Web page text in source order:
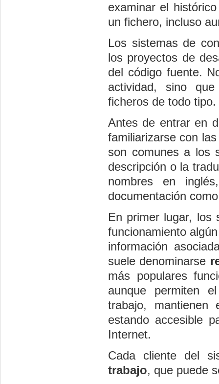
examinar el
un fichero, incluso
Los sistemas de
los proyectos de
del código fuente.
actividad, sino
ficheros de todo tipo.
Antes de entrar en
familiarizarse con
son comunes a los
descripción o la
nombres en
documentación
En primer lugar, los
funcionamiento
información
suele denominarse
más populares
aunque permiten
trabajo, mantienen
estando accesible
Internet.
Cada cliente del
trabajo, que puede